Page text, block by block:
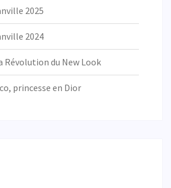
2025
2024
Révolution du New Look
princesse en Dior